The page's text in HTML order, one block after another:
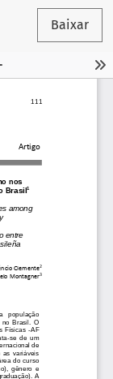
Baixar